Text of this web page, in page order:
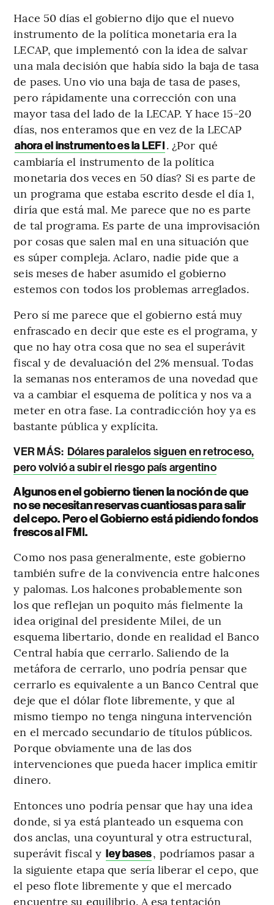
Hace 50 días el gobierno dijo que el nuevo
instrumento de la política monetaria era la
LECAP, que implementó con la idea de salvar
una mala decisión que había sido la baja de tasa
de pases. Uno vio una baja de tasa de pases,
pero rápidamente una corrección con una
mayor tasa del lado de la LECAP. Y hace 15-20
días, nos enteramos que en vez de la LECAP
ahora el instrumento es la LEFI. ¿Por qué
cambiaría el instrumento de la política
monetaria dos veces en 50 días? Si es parte de
un programa que estaba escrito desde el día 1,
diría que está mal. Me parece que no es parte
de tal programa. Es parte de una improvisación
por cosas que salen mal en una situación que
es súper compleja. Aclaro, nadie pide que a
seis meses de haber asumido el gobierno
estemos con todos los problemas arreglados.
Pero sí me parece que el gobierno está muy
enfrascado en decir que este es el programa, y
que no hay otra cosa que no sea el superávit
fiscal y de devaluación del 2% mensual. Todas
la semanas nos enteramos de una novedad que
va a cambiar el esquema de política y nos va a
meter en otra fase. La contradicción hoy ya es
bastante pública y explícita.
VER MÁS: Dólares paralelos siguen en retroceso,
pero volvió a subir el riesgo país argentino
Algunos en el gobierno tienen la noción de que
no se necesitan reservas cuantiosas para salir
del cepo. Pero el Gobierno está pidiendo fondos
frescos al FMI.
Como nos pasa generalmente, este gobierno
también sufre de la convivencia entre halcones
y palomas. Los halcones probablemente son
los que reflejan un poquito más fielmente la
idea original del presidente Milei, de un
esquema libertario, donde en realidad el Banco
Central había que cerrarlo. Saliendo de la
metáfora de cerrarlo, uno podría pensar que
cerrarlo es equivalente a un Banco Central que
deje que el dólar flote libremente, y que al
mismo tiempo no tenga ninguna intervención
en el mercado secundario de títulos públicos.
Porque obviamente una de las dos
intervenciones que pueda hacer implica emitir
dinero.
Entonces uno podría pensar que hay una idea
donde, si ya está planteado un esquema con
dos anclas, una coyuntural y otra estructural,
superávit fiscal y ley bases, podríamos pasar a
la siguiente etapa que sería liberar el cepo, que
el peso flote libremente y que el mercado
encuentre su equilibrio. A esa tentación